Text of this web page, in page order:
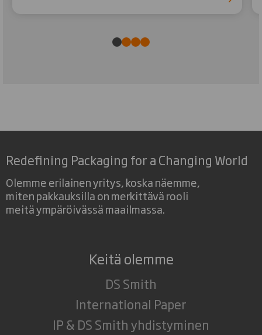
Redefining Packaging for a Changing World
Olemme erilainen yritys, koska näemme,
miten pakkauksilla on merkittävä rooli
meitä ympäröivässä maailmassa.
Keitä olemme
DS Smith
International Paper
IP & DS Smith yhdistyminen